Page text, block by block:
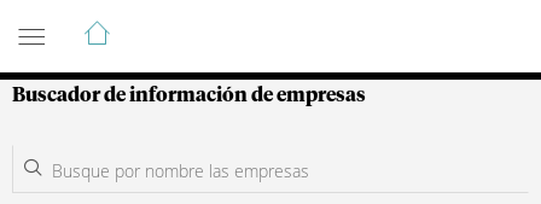
Guía de Empresas Colombianas
Buscador de información de empresas